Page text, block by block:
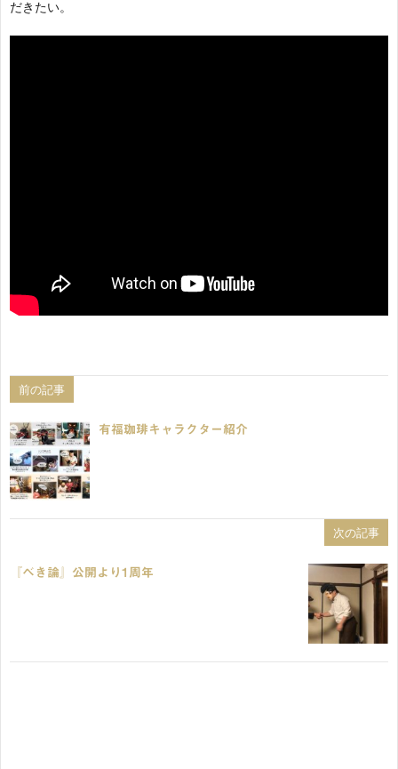
だきたい。
前の記事
有福珈琲キャラクター紹介
次の記事
『べき論』公開より1周年